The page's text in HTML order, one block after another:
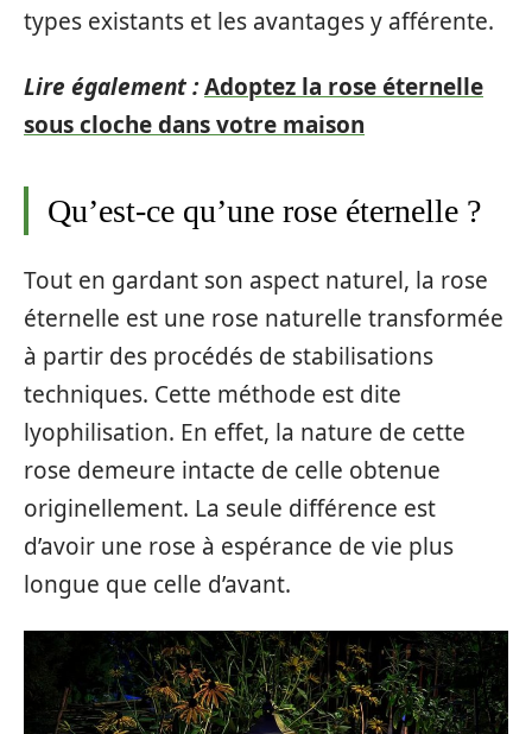
types existants et les avantages y afférente.
Lire également :Adoptez la rose éternelle
sous cloche dans votre maison
Qu’est-ce qu’une rose éternelle ?
Tout en gardant son aspect naturel, la rose
éternelle est une rose naturelle transformée
à partir des procédés de stabilisations
techniques. Cette méthode est dite
lyophilisation. En effet, la nature de cette
rose demeure intacte de celle obtenue
originellement. La seule différence est
d’avoir une rose à espérance de vie plus
longue que celle d’avant.